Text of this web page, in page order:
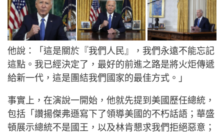
他說：「這是關於『我們人民』，我們永遠不能忘記
這點。我已經決定了，最好的前進之路是將火炬傳遞
給新一代，這是團結我們國家的最佳方式。」
事實上，在演說一開始，他就先提到美國歷任總統，
包括「讚揚傑弗遜寫下了領導美國的不朽話語；華盛
頓展示總統不是國王，以及林肯懇求我們拒絕惡意；